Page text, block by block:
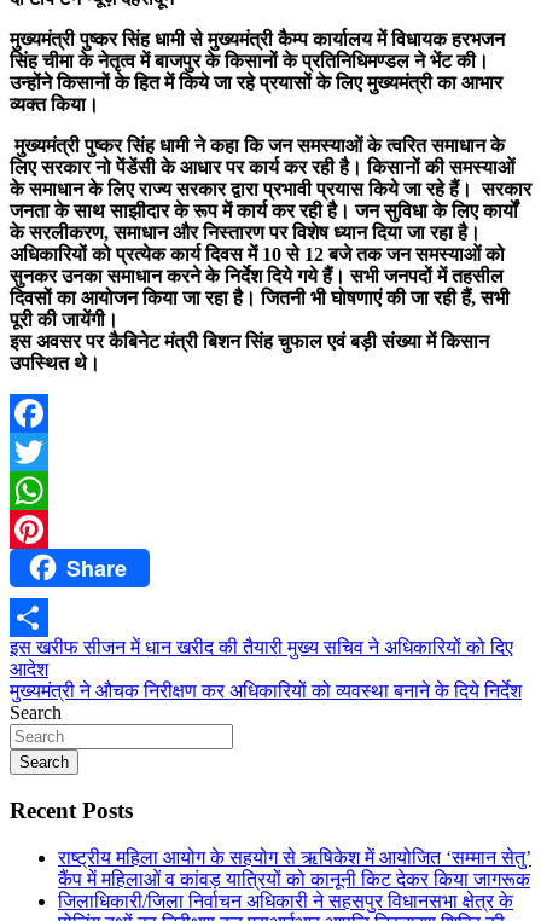
मुख्यमंत्री पुष्कर सिंह धामी से मुख्यमंत्री कैम्प कार्यालय में विधायक हरभजन
सिंह चीमा के नेतृत्व में बाजपुर के किसानों के प्रतिनिधिमण्डल ने भेंट की।
उन्होंने किसानों के हित में किये जा रहे प्रयासों के लिए मुख्यमंत्री का आभार
व्यक्त किया।
मुख्यमंत्री पुष्कर सिंह धामी ने कहा कि जन समस्याओं के त्वरित समाधान के
लिए सरकार नो पेंडेंसी के आधार पर कार्य कर रही है। किसानों की समस्याओं
के समाधान के लिए राज्य सरकार द्वारा प्रभावी प्रयास किये जा रहे हैं। सरकार
जनता के साथ साझीदार के रूप में कार्य कर रही है। जन सुविधा के लिए कार्यों
के सरलीकरण, समाधान और निस्तारण पर विशेष ध्यान दिया जा रहा है।
अधिकारियों को प्रत्येक कार्य दिवस में 10 से 12 बजे तक जन समस्याओं को
सुनकर उनका समाधान करने के निर्देश दिये गये हैं। सभी जनपदों में तहसील
दिवसों का आयोजन किया जा रहा है। जितनी भी घोषणाएं की जा रही हैं, सभी
पूरी की जायेंगी।
इस अवसर पर कैबिनेट मंत्री बिशन सिंह चुफाल एवं बड़ी संख्या में किसान
उपस्थित थे।
Facebook
Twitter
WhatsApp
PinterestShare
Share
Post
navigation
इस खरीफ सीजन में धान खरीद की तैयारी मुख्य सचिव ने अधिकारियों को दिए
आदेश
मुख्यमंत्री ने औचक निरीक्षण कर अधिकारियों को व्यवस्था बनाने के दिये निर्देश
Search
Search
Recent Posts
राष्ट्रीय महिला आयोग के सहयोग से ऋषिकेश में आयोजित ‘सम्मान सेतु’
कैंप में महिलाओं व कांवड़ यात्रियों को कानूनी किट देकर किया जागरूक
जिलाधिकारी/जिला निर्वाचन अधिकारी ने सहसपुर विधानसभा क्षेत्र के